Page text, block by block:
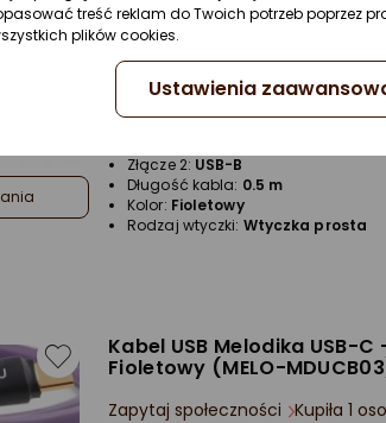
Kabel USB Melodika USB-C -
Fioletowy (MELO-
Zapytaj społeczności Kupiła 1
Złącze 2: USB-B
Długość kabla: 0.5 m
Kolor: Fioletowy
Rodzaj wtyczki: Wtyczka prosta
Kabel USB Melodika USB-C
Fioletowy (MELO-
Zapytaj społeczności Kupiła 1
treść reklam do Twoich potrzeb poprzez
plików cookies.
Ustawienia